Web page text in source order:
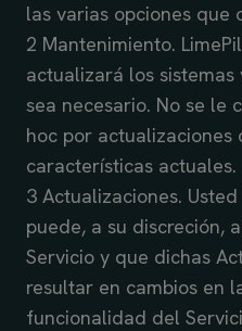
las varias opciones que
2 Mantenimiento.
actualizará los
sea necesario. No se le
hoc por actualizaciones
características actuales.
3 Actualizaciones.
puede, a su discreción,
Servicio y que dichas
resultar en cambios en
funcionalidad del